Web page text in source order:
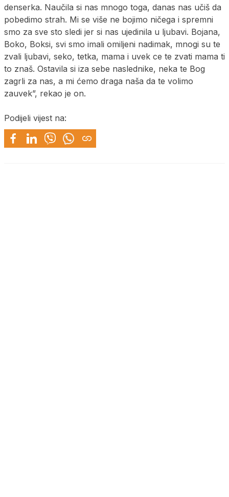
denserka. Naučila si nas mnogo toga, danas nas učiš da
pobedimo strah. Mi se više ne bojimo ničega i spremni
smo za sve sto sledi jer si nas ujedinila u ljubavi. Bojana,
Boko, Boksi, svi smo imali omiljeni nadimak, mnogi su te
zvali ljubavi, seko, tetka, mama i uvek ce te zvati mama ti
to znaš. Ostavila si iza sebe naslednike, neka te Bog
zagrli za nas, a mi ćemo draga naša da te volimo
zauvek”, rekao je on.
Podijeli vijest na: